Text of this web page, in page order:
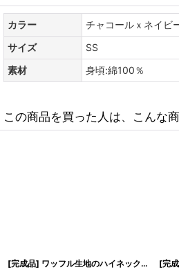
カラー
チャコールｘネイビ
サイズ
SS
素材
身頃:綿100％
この商品を買った人は、こんな
[完成品] ワッフル生地のハイネックカットソー（トープ）